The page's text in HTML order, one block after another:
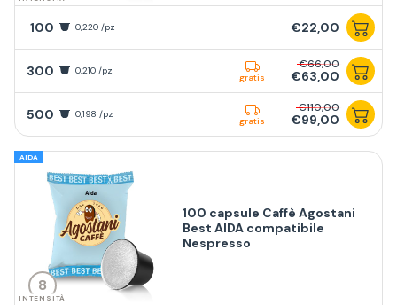
100 0,220 /pz €22,00
300 0,210 /pz
gratis
€66,00
€63,00
500 0,198 /pz
gratis
€110,00
€99,00
AIDA
8
INTENSITÀ
100 capsule Caffè Agostani
Best AIDA compatibile
Nespresso